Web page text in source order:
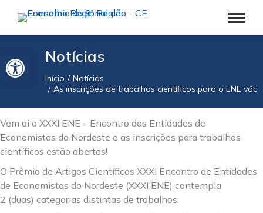
Barra de Ferramentas AbertaNotícias
Você está aqui:
Início
Notícias
As inscrições de trabalhos científicos para o ENE vão
Vem ai o XXXI ENE – Encontro das Entidades de
Economistas do Nordeste e as inscrições para trabalhos
científicos estão abertas!
O Prêmio de Artigos Científicos XXXI Encontro de Entidades
de Economistas do Nordeste (XXXI ENE) contempla
2 (duas) categorias distintas de trabalhos: